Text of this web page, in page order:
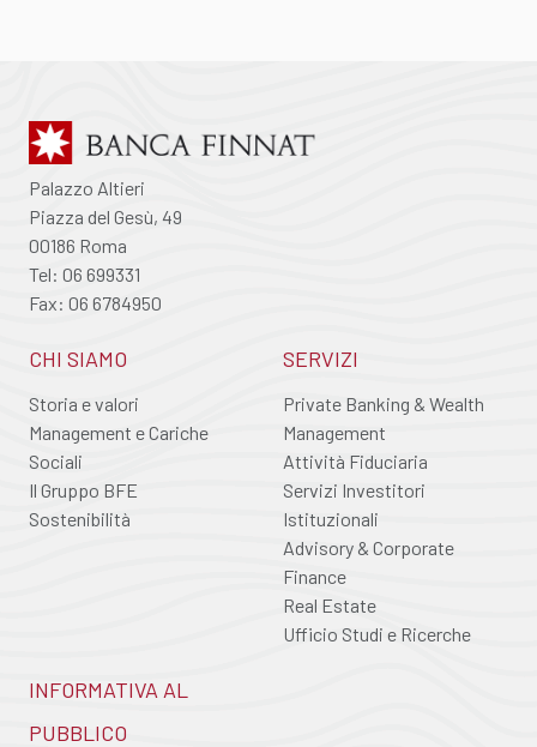
Palazzo Altieri
Piazza del Gesù, 49
00186 Roma
Tel: 06 699331
Fax: 06 6784950
CHI SIAMO
Storia e valori
Management e Cariche
Sociali
Il Gruppo BFE
Sostenibilità
SERVIZI
Private Banking & Wealth
Management
Attività Fiduciaria
Servizi Investitori
Istituzionali
Advisory & Corporate
Finance
Real Estate
Ufficio Studi e Ricerche
INFORMATIVA AL
PUBBLICO